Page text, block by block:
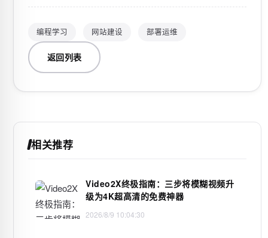
编程学习 网站建设 部署运维
返回列表
相关推荐
Video2X终极指南：三步将模糊视频升
级为4K超高清的免费神器
2026/8/9 10:04:30